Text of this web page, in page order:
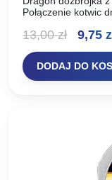
Połączenie kotwic
13,00zł
cena
9,75
DODAJ DO